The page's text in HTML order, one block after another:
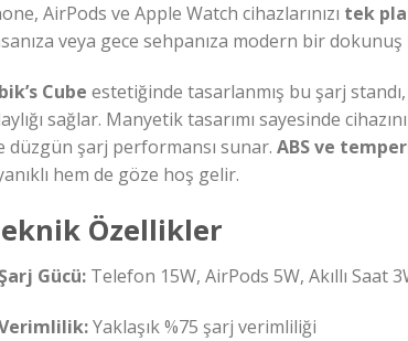
AirPods ve Apple Watch cihazlarınızı tek
veya gece sehpanıza modern bir
Cube estetiğinde tasarlanmış bu şarj
sağlar. Manyetik tasarımı sayesinde
düzgün şarj performansı sunar. ABS ve
hem de göze hoş gelir.
Özellikler
Gücü: Telefon 15W, AirPods 5W, Akıllı Saat
Yaklaşık %75 şarj verimliliği